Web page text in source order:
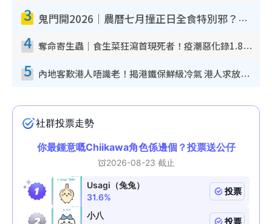
3 鬼門開2026｜農曆七月撞正日全食特別邪？專家警告切忌做一事！揭4大禁忌+2招保平安
4 奪命寄生蟲｜食生菜狂瀉首現死者！疫潮惡化錄1.8萬宗病例 揭洗菜3大謬誤
5 內地客歎港人唔識老！揭港鐵保鮮級冷氣 港人求放過：咪投訴